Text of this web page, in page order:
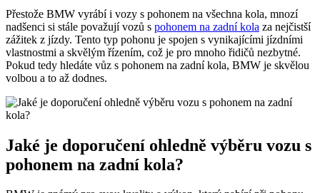
Přestože BMW vyrábí i vozy s pohonem na všechna kola, mnozí
nadšenci si stále považují vozů s pohonem na zadní kola za nejčistší
zážitek z jízdy. Tento typ pohonu je spojen s vynikajícími jízdními
vlastnostmi a skvělým řízením, což je pro mnoho řidičů nezbytné.
Pokud tedy hledáte vůz s pohonem na zadní kola, BMW je skvělou
volbou a to až dodnes.
Jaké je doporučení ohledně výběru vozu s
pohonem na zadní kola?